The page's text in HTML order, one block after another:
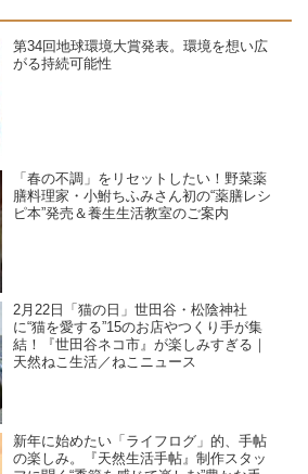
第34回地球環境大賞発表。環境を想い広
がる持続可能性
「春の不調」をリセットしたい！野菜薬
膳料理家・小鮒ちふみさん初の“薬膳レシ
ピ本”発売＆養生生活教室のご案内
2月22日「猫の日」世田谷・松陰神社
に“猫を愛する”15のお店やつくり手が集
結！『世田谷ネコ市』が楽しみすぎる｜
天然ねこ生活／ねこニュース
新年に始めたい「ライフログ」的、手帖
の楽しみ。『天然生活手帖』制作スタッ